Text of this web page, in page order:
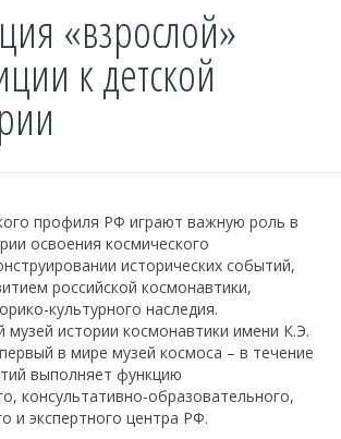
«взрослой»
к детской
профиля РФ играют важную роль в
освоения космического
исторических событий,
российской космонавтики,
культурного наследия.
музей истории космонавтики имени К.Э.
в мире музей космоса – в течение
выполняет функцию
консультативно-образовательного,
и экспертного центра РФ.